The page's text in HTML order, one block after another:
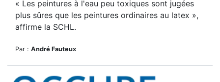
« Les peintures à l'eau peu toxiques sont jugées
plus sûres que les peintures ordinaires au latex »,
affirme la SCHL.
Par : André Fauteux